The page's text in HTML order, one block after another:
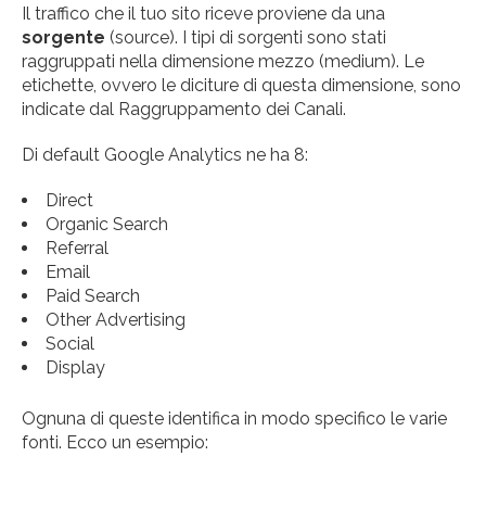
Il traffico che il tuo sito riceve proviene da una
sorgente (source). I tipi di sorgenti sono stati
raggruppati nella dimensione mezzo (medium). Le
etichette, ovvero le diciture di questa dimensione, sono
indicate dal Raggruppamento dei Canali.
Di default Google Analytics ne ha 8:
Direct
Organic Search
Referral
Email
Paid Search
Other Advertising
Social
Display
Ognuna di queste identifica in modo specifico le varie
fonti. Ecco un esempio: